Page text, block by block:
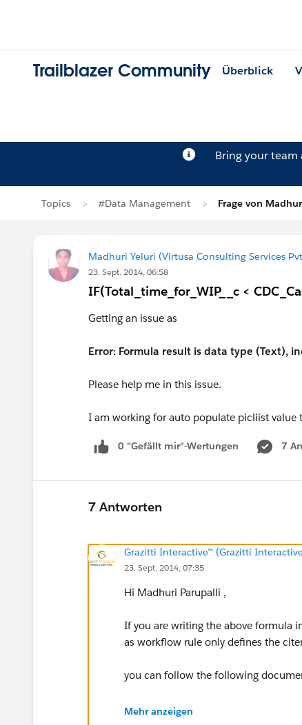
Trailblazer Community Überblick
Bring your
Topics #Data Management Frage von
Madhuri Yeluri (Virtusa Consulting Services
23. Sept. 2014, 06:58
IF(Total_time_for_WIP__c <
Getting an issue as
Error: Formula result is data type (Text),
Please help me in this issue.
I am working for auto populate picliist value
0 "Gefällt mir"-Wertungen 7
7 Antworten
Grazitti Interactive™ (Grazitti
23. Sept. 2014, 07:35
Hi Madhuri Parupalli ,
If you are writing the above formula
as workflow rule only defines the
you can follow the following
http://www.shellblack.com/
Mehr anzeigen